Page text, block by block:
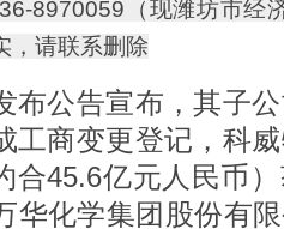
8970059（现潍坊市经
，请联系删除
布公告宣布，其子
工商变更登记，科
合45.6亿元人民币
华化学集团股份有